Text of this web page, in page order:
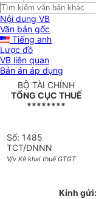
Nội dung VB
Văn bản gốc
Tiếng anh
Lược đồ
VB liên quan
Bản án áp dụng
BỘ TÀI CHÍNH
TỔNG CỤC THUẾ
********
Số: 1485
TCT/DNNN
V/v Kê khai thuế GTGT
Kính gửi: